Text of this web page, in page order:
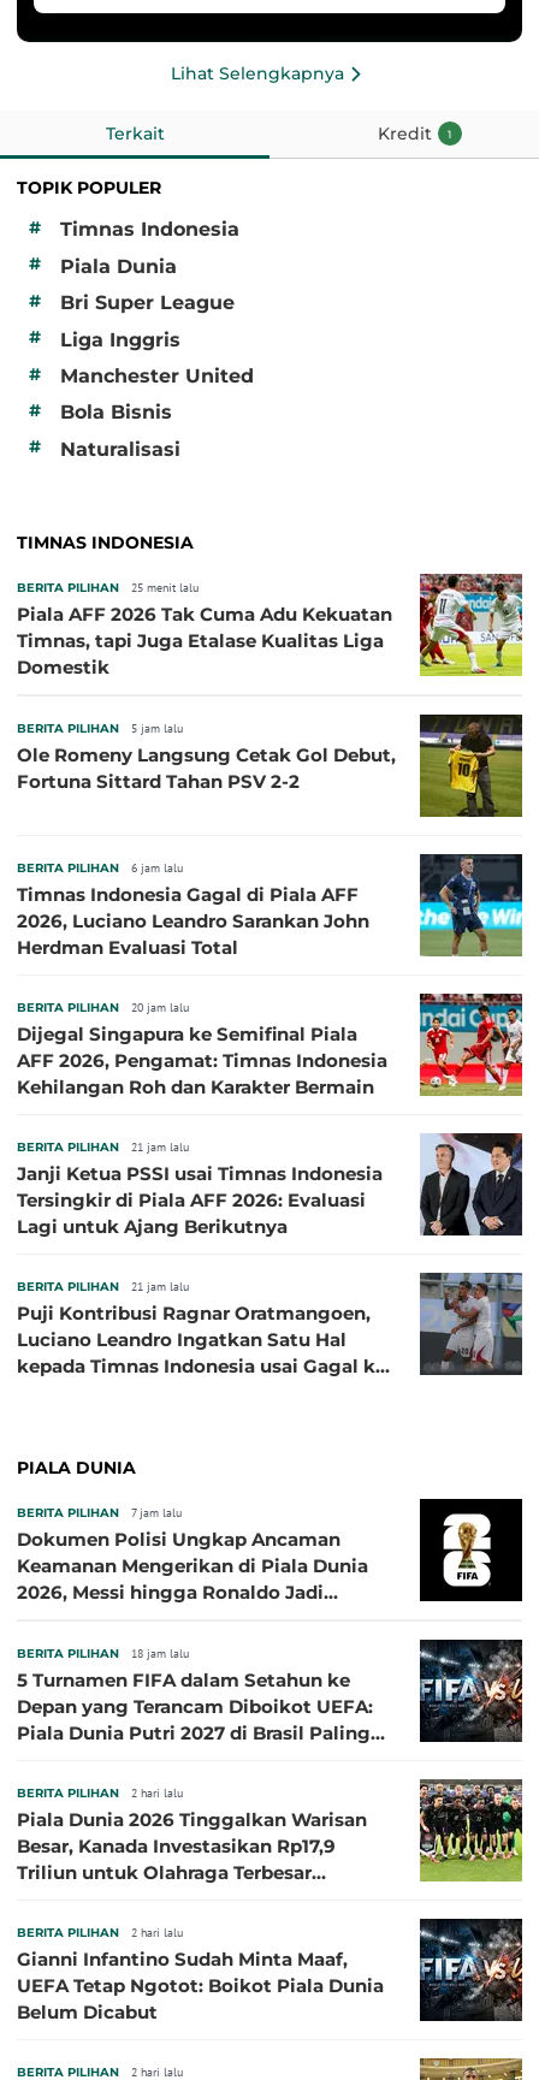
Lihat Selengkapnya
Terkait Kredit 1
TOPIK POPULER
#
Timnas Indonesia
# Piala Dunia
# Bri Super League
# Liga Inggris
# Manchester United
# Bola Bisnis
# Naturalisasi
TIMNAS INDONESIA
BERITA PILIHAN 25 menit lalu
Piala AFF 2026 Tak Cuma Adu Kekuatan
Timnas, tapi Juga Etalase Kualitas Liga
Domestik
BERITA PILIHAN 5 jam lalu
Ole Romeny Langsung Cetak Gol Debut,
Fortuna Sittard Tahan PSV 2-2
BERITA PILIHAN 6 jam lalu
Timnas Indonesia Gagal di Piala AFF
2026, Luciano Leandro Sarankan John
Herdman Evaluasi Total
BERITA PILIHAN 20 jam lalu
Dijegal Singapura ke Semifinal Piala
AFF 2026, Pengamat: Timnas Indonesia
Kehilangan Roh dan Karakter Bermain
BERITA PILIHAN 21 jam lalu
Janji Ketua PSSI usai Timnas Indonesia
Tersingkir di Piala AFF 2026: Evaluasi
Lagi untuk Ajang Berikutnya
BERITA PILIHAN 21 jam lalu
Puji Kontribusi Ragnar Oratmangoen,
Luciano Leandro Ingatkan Satu Hal
kepada Timnas Indonesia usai Gagal ke
PIALA DUNIA
BERITA PILIHAN 7 jam lalu
Dokumen Polisi Ungkap Ancaman
Keamanan Mengerikan di Piala Dunia
2026, Messi hingga Ronaldo Jadi
BERITA PILIHAN 18 jam lalu
5 Turnamen FIFA dalam Setahun ke
Depan yang Terancam Diboikot UEFA:
Piala Dunia Putri 2027 di Brasil Paling
BERITA PILIHAN 2 hari lalu
Piala Dunia 2026 Tinggalkan Warisan
Besar, Kanada Investasikan Rp17,9
Triliun untuk Olahraga Terbesar
BERITA PILIHAN 2 hari lalu
Gianni Infantino Sudah Minta Maaf,
UEFA Tetap Ngotot: Boikot Piala Dunia
Belum Dicabut
BERITA PILIHAN 2 hari lalu